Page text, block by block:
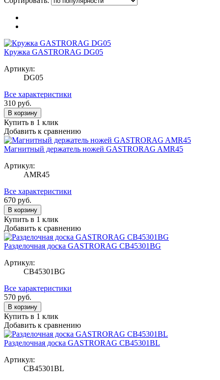
Кружка GASTRORAG DG05
Артикул:
DG05
Все характеристики
310 руб.
В корзину
Купить в 1 клик
Добавить к сравнению
Магнитный держатель ножей GASTRORAG AMR45
Артикул:
AMR45
Все характеристики
670 руб.
В корзину
Купить в 1 клик
Добавить к сравнению
Разделочная доска GASTRORAG CB45301BG
Артикул:
CB45301BG
Все характеристики
570 руб.
В корзину
Купить в 1 клик
Добавить к сравнению
Разделочная доска GASTRORAG CB45301BL
Артикул:
CB45301BL